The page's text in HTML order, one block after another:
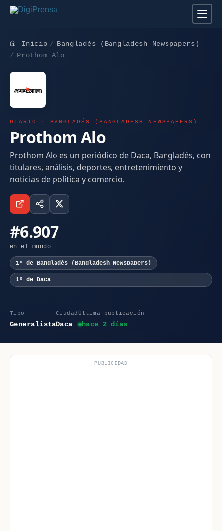
Inicio
Bangladés (Bangladesh Newspapers)
Prothom Alo
DIARIO · BANGLADÉS (BANGLADESH NEWSPAPERS)
Prothom Alo
Prothom Alo es un periódico de Daca, Bangladés, con
titulares, análisis, deportes, entretenimiento y
noticias de política y comercio.
#6.907
en el mundo
1º de Bangladés (Bangladesh Newspapers)
1º de Daca
Tipo
Generalista
Ciudad
Daca
Última publicación
hace 2 días
PUBLICIDAD